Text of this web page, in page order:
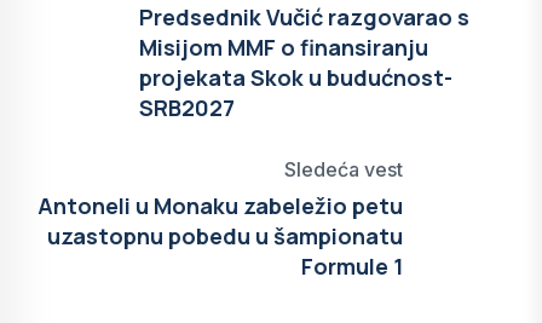
Predsednik Vučić razgovarao s
Misijom MMF o finansiranju
projekata Skok u budućnost-
SRB2027
Sledeća vest
Antoneli u Monaku zabeležio petu
uzastopnu pobedu u šampionatu
Formule 1